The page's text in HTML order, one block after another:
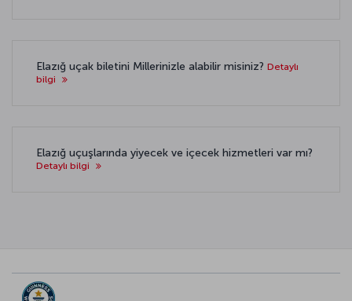
Elazığ uçak biletini Millerinizle alabilir misiniz? Detaylı
bilgi
Elazığ uçuşlarında yiyecek ve içecek hizmetleri var mı?
Detaylı bilgi